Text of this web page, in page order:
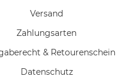
Versand
Zahlungsarten
& Retourenschein
Datenschutz